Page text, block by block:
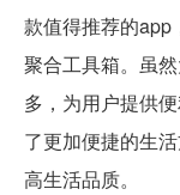
款值得推荐的app
聚合工具箱。虽
多，为用户提供
了更加便捷的生
高生活品质。